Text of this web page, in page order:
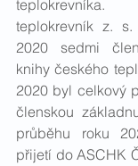
teplokrevník z.
2020 sedmi
knihy českého
2020 byl celkový
členskou
průběhu roku
přijetí do ASCHK